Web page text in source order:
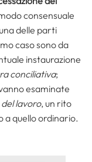
consensuale
delle parti
caso sono da
instaurazione
conciliativa;
esaminate
lavoro, un rito
a quello ordinario.